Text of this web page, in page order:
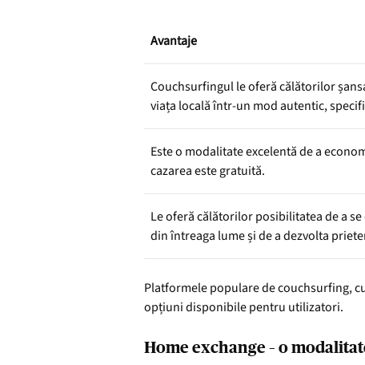
Avantaje
Couchsurfingul le oferă călătorilor
viața locală într-un mod autentic,
Este o modalitate excelentă de a
cazarea este gratuită.
Le oferă călătorilor posibilitatea de a
din întreaga lume și de a dezvolta
Platformele populare de couchsurfing,
opțiuni disponibile pentru utilizatori.
Home exchange – o